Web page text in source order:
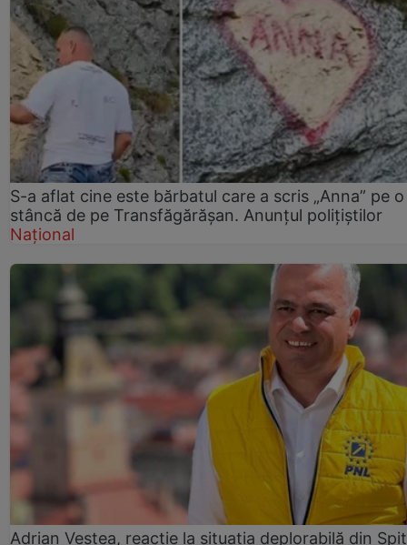
S-a aflat cine este bărbatul care a scris „Anna” pe o
stâncă de pe Transfăgărășan. Anunțul polițiștilor
Național
Adrian Veștea, reacție la situația deplorabilă din